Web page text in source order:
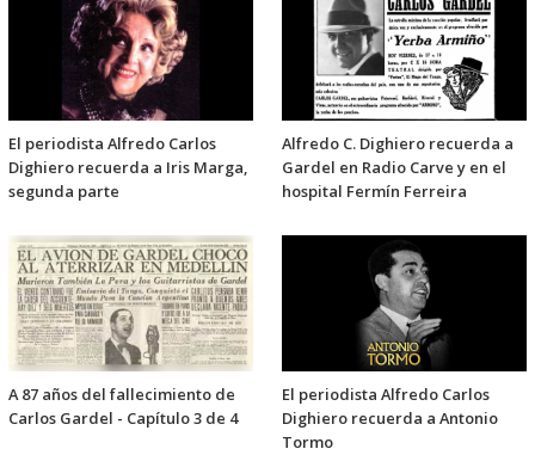
El periodista Alfredo Carlos
Dighiero recuerda a Iris Marga,
segunda parte
Alfredo C. Dighiero recuerda a
Gardel en Radio Carve y en el
hospital Fermín Ferreira
A 87 años del fallecimiento de
Carlos Gardel - Capítulo 3 de 4
El periodista Alfredo Carlos
Dighiero recuerda a Antonio
Tormo